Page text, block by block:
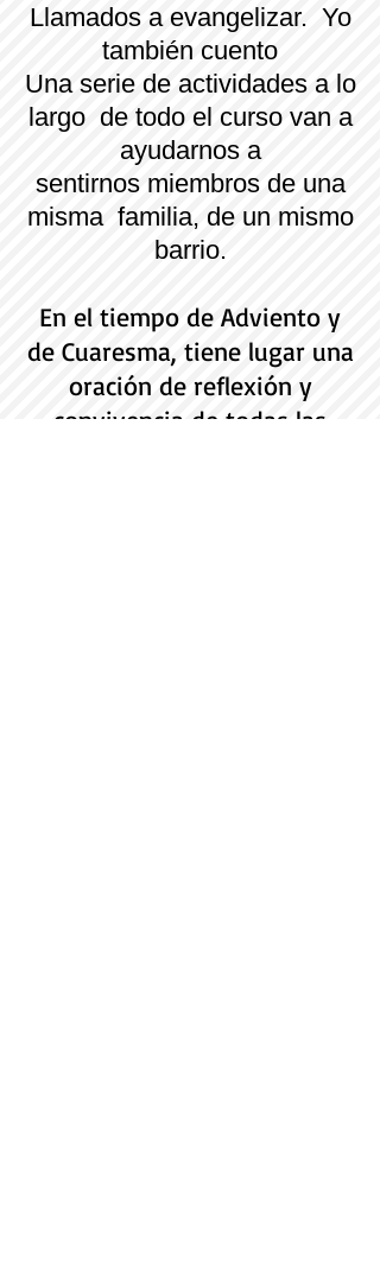
Llamados a evangelizar. Yo
también cuento
Una serie de actividades a lo
largo de todo el curso van a
ayudarnos a
sentirnos miembros de una
misma familia, de un mismo
barrio.
En el tiempo de Adviento y
de Cuaresma, tiene lugar una
oración de reflexión y
convivencia de todas las